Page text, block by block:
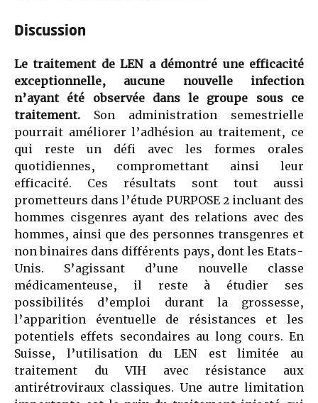
Discussion
Le traitement de LEN a démontré une efficacité
exceptionnelle, aucune nouvelle infection
n’ayant été observée dans le groupe sous ce
traitement. Son administration semestrielle
pourrait améliorer l’adhésion au traitement, ce
qui reste un défi avec les formes orales
quotidiennes, compromettant ainsi leur
efficacité. Ces résultats sont tout aussi
prometteurs dans l’étude PURPOSE 2 incluant des
hommes cisgenres ayant des relations avec des
hommes, ainsi que des personnes transgenres et
non binaires dans différents pays, dont les Etats-
Unis. S’agissant d’une nouvelle classe
médicamenteuse, il reste à étudier ses
possibilités d’emploi durant la grossesse,
l’apparition éventuelle de résistances et les
potentiels effets secondaires au long cours. En
Suisse, l’utilisation du LEN est limitée au
traitement du VIH avec résistance aux
antirétroviraux classiques. Une autre limitation